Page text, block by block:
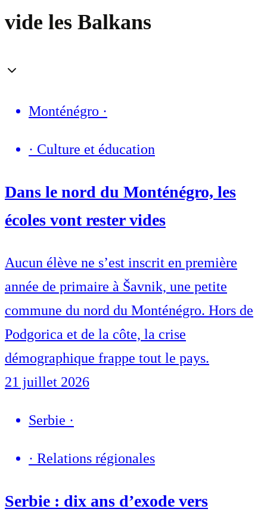
vide les Balkans
Monténégro ·
· Culture et éducation
Dans le nord du Monténégro, les
écoles vont rester vides
Aucun élève ne s’est inscrit en première
année de primaire à Šavnik, une petite
commune du nord du Monténégro. Hors de
Podgorica et de la côte, la crise
démographique frappe tout le pays.
21 juillet 2026
Serbie ·
· Relations régionales
Serbie : dix ans d’exode vers